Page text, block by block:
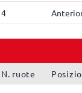
4
N. ruote